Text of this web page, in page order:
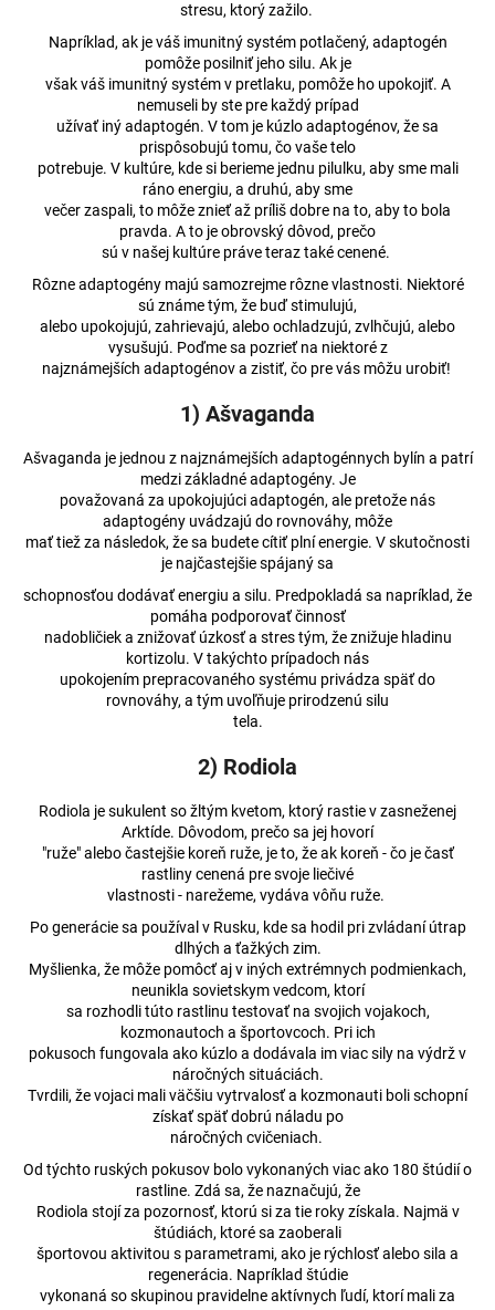
stresu, ktorý zažilo.
Napríklad, ak je váš imunitný systém potlačený, adaptogén
pomôže posilniť jeho silu. Ak je
však váš imunitný systém v pretlaku, pomôže ho upokojiť. A
nemuseli by ste pre každý prípad
užívať iný adaptogén. V tom je kúzlo adaptogénov, že sa
prispôsobujú tomu, čo vaše telo
potrebuje. V kultúre, kde si berieme jednu pilulku, aby sme mali
ráno energiu, a druhú, aby sme
večer zaspali, to môže znieť až príliš dobre na to, aby to bola
pravda. A to je obrovský dôvod, prečo
sú v našej kultúre práve teraz také cenené.
Rôzne adaptogény majú samozrejme rôzne vlastnosti. Niektoré
sú známe tým, že buď stimulujú,
alebo upokojujú, zahrievajú, alebo ochladzujú, zvlhčujú, alebo
vysušujú. Poďme sa pozrieť na niektoré z
najznámejších adaptogénov a zistiť, čo pre vás môžu urobiť!
1) Ašvaganda
Ašvaganda je jednou z najznámejších adaptogénnych bylín a patrí
medzi základné adaptogény. Je
považovaná za upokojujúci adaptogén, ale pretože nás
adaptogény uvádzajú do rovnováhy, môže
mať tiež za následok, že sa budete cítiť plní energie. V skutočnosti
je najčastejšie spájaný sa
schopnosťou dodávať energiu a silu. Predpokladá sa napríklad, že
pomáha podporovať činnosť
nadobličiek a znižovať úzkosť a stres tým, že znižuje hladinu
kortizolu. V takýchto prípadoch nás
upokojením prepracovaného systému privádza späť do
rovnováhy, a tým uvoľňuje prirodzenú silu
tela.
2) Rodiola
Rodiola je sukulent so žltým kvetom, ktorý rastie v zasneženej
Arktíde. Dôvodom, prečo sa jej hovorí
"ruže" alebo častejšie koreň ruže, je to, že ak koreň - čo je časť
rastliny cenená pre svoje liečivé
vlastnosti - narežeme, vydáva vôňu ruže.
Po generácie sa používal v Rusku, kde sa hodil pri zvládaní útrap
dlhých a ťažkých zim.
Myšlienka, že môže pomôcť aj v iných extrémnych podmienkach,
neunikla sovietskym vedcom, ktorí
sa rozhodli túto rastlinu testovať na svojich vojakoch,
kozmonautoch a športovcoch. Pri ich
pokusoch fungovala ako kúzlo a dodávala im viac sily na výdrž v
náročných situáciách.
Tvrdili, že vojaci mali väčšiu vytrvalosť a kozmonauti boli schopní
získať späť dobrú náladu po
náročných cvičeniach.
Od týchto ruských pokusov bolo vykonaných viac ako 180 štúdií o
rastline. Zdá sa, že naznačujú, že
Rodiola stojí za pozornosť, ktorú si za tie roky získala. Najmä v
štúdiách, ktoré sa zaoberali
športovou aktivitou s parametrami, ako je rýchlosť alebo sila a
regenerácia. Napríklad štúdie
vykonaná so skupinou pravidelne aktívnych ľudí, ktorí mali za
BUD
€5,49
€6,06